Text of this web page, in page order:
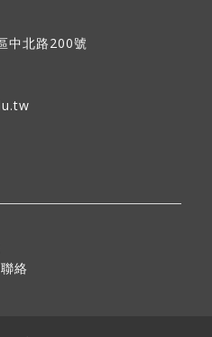
中北路200號
絡